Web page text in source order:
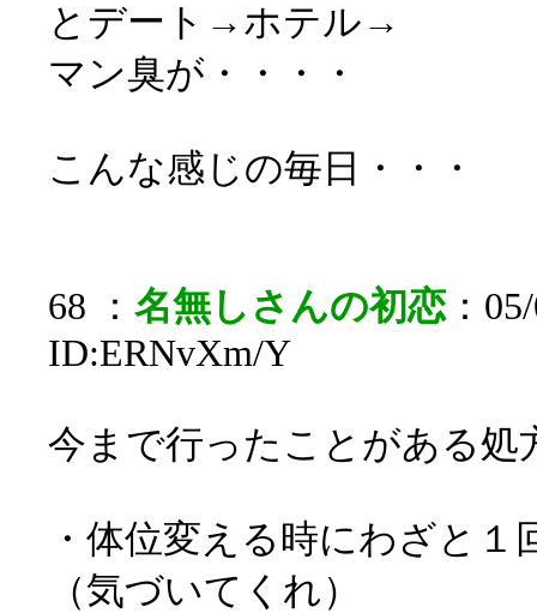
とデート→ホテル→
マン臭が・・・・
こんな感じの毎日・・・
68 ： 名無しさんの初恋：
ID:ERNvXm/Y
今まで行ったことがある処
・体位変える時にわざと
（気づいてくれ）